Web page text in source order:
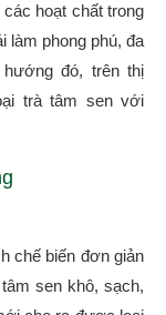
hoạt chất trong
làm phong phú, đa
đó, trên thị
trà tâm sen với
chế biến đơn giản
sen khô, sạch,